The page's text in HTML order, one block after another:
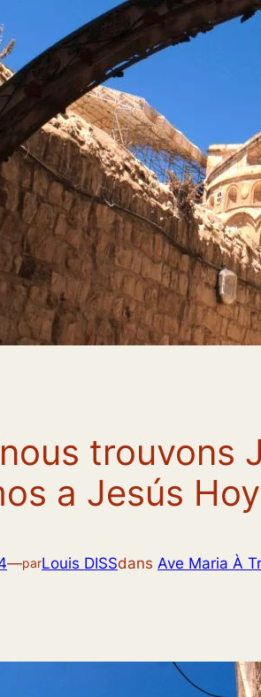
trouvons
a Jesús
—parLouis DISSdans Ave Maria À